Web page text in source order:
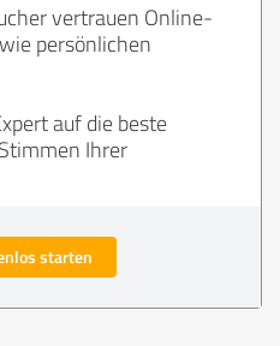
vertrauen Online-
persönlichen
auf die beste
Ihrer
starten